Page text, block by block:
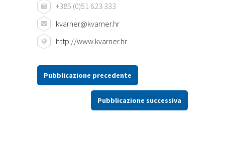
+385 (0)51 623 333
kvarner@kvarner.hr
http://www.kvarner.hr
Pubblicazione precedente
Pubblicazione successiva